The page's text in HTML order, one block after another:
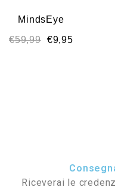
MindsEye
€59,99 €9,95
Riceverai le